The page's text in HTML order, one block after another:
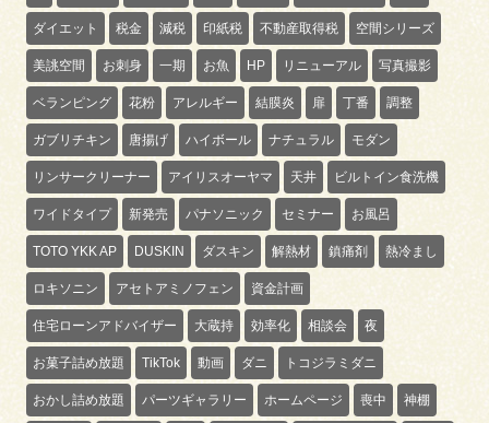
ダイエット 税金 減税 印紙税 不動産取得税 空間シリーズ
美誂空間 お刺身 一期 お魚 HP リニューアル 写真撮影
ベランピング 花粉 アレルギー 結膜炎 扉 丁番 調整
ガブリチキン 唐揚げ ハイボール ナチュラル モダン
リンサークリーナー アイリスオーヤマ 天井 ビルトイン食洗機
ワイドタイプ 新発売 パナソニック セミナー お風呂
TOTO YKK AP DUSKIN ダスキン 解熱材 鎮痛剤 熱冷まし
ロキソニン アセトアミノフェン 資金計画
住宅ローンアドバイザー 大蔵持 効率化 相談会 夜
お菓子詰め放題 TikTok 動画 ダニ トコジラミダニ
おかし詰め放題 パーツギャラリー ホームページ 喪中 神棚